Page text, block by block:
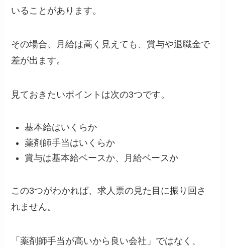
いることがあります。
その場合、月給は高く見えても、賞与や退職金で
差が出ます。
見ておきたいポイントは次の3つです。
基本給はいくらか
薬剤師手当はいくらか
賞与は基本給ベースか、月給ベースか
この3つがわかれば、求人票の見た目に振り回さ
れません。
「薬剤師手当が高いから良い会社」ではなく、